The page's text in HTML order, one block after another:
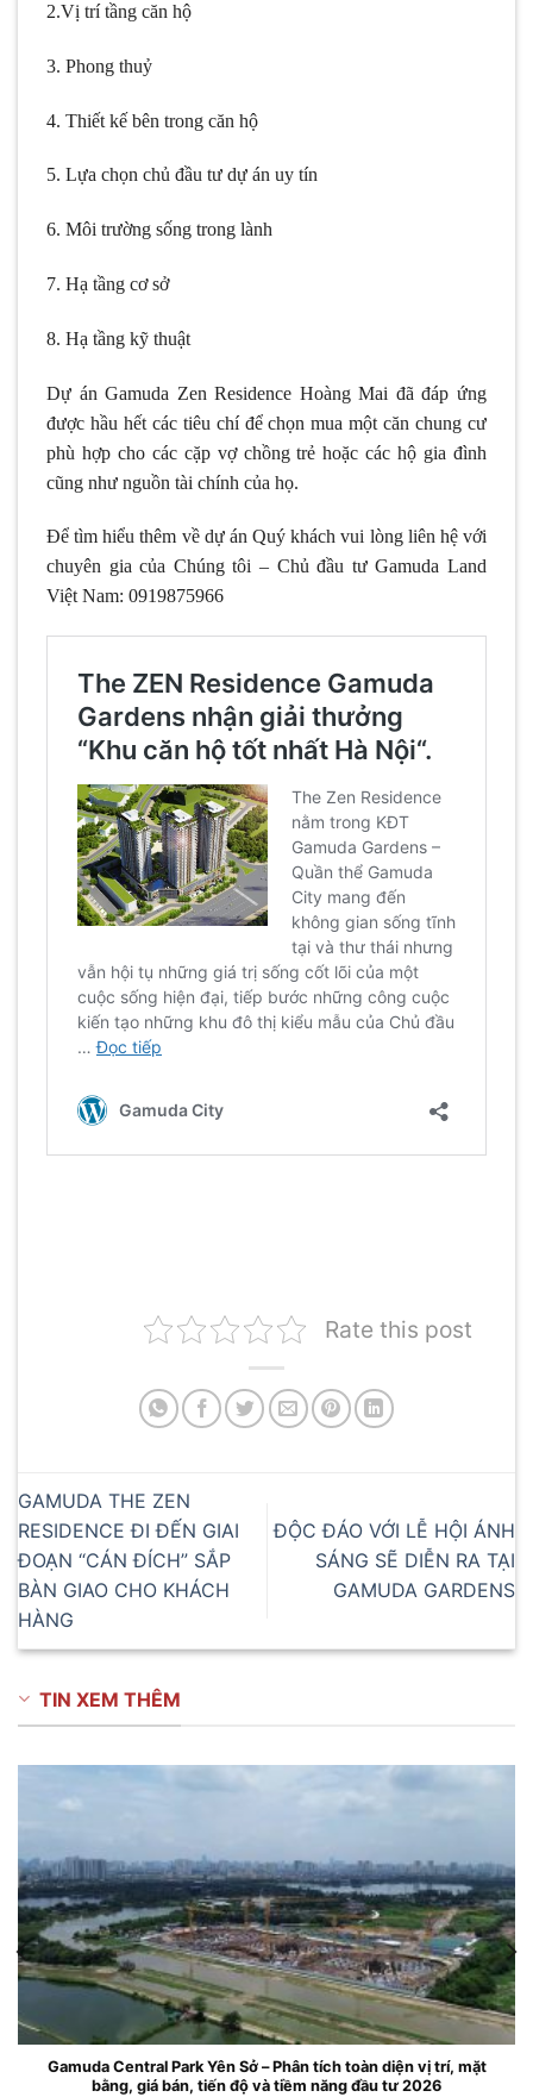
2.Vị trí tầng căn hộ
3. Phong thuỷ
4. Thiết kế bên trong căn hộ
5. Lựa chọn chủ đầu tư dự án uy tín
6. Môi trường sống trong lành
7. Hạ tầng cơ sở
8. Hạ tầng kỹ thuật
Dự án Gamuda Zen Residence Hoàng Mai đã đáp ứng
được hầu hết các tiêu chí để chọn mua một căn chung cư
phù hợp cho các cặp vợ chồng trẻ hoặc các hộ gia đình
cũng như nguồn tài chính của họ.
Để tìm hiểu thêm về dự án Quý khách vui lòng liên hệ với
chuyên gia của Chúng tôi – Chủ đầu tư Gamuda Land
Việt Nam: 0919875966
Rate this post
GAMUDA THE ZEN
RESIDENCE ĐI ĐẾN GIAI
ĐOẠN “CÁN ĐÍCH” SẮP
BÀN GIAO CHO KHÁCH
HÀNG
ĐỘC ĐÁO VỚI LỄ HỘI ÁNH
SÁNG SẼ DIỄN RA TẠI
GAMUDA GARDENS
TIN XEM THÊM
Gamuda Central Park Yên Sở – Phân tích toàn diện vị trí, mặt
bằng, giá bán, tiến độ và tiềm năng đầu tư 2026